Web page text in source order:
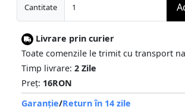
Cantitate
Livrare prin curier
Toate comenzile le trimit cu transport
Timp livrare: 2 Zile
Preț: 16RON
Garanție/Return în 14 zile